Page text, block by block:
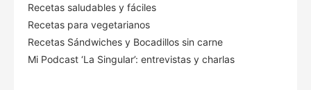
Recetas saludables y fáciles
Recetas para vegetarianos
Recetas Sándwiches y Bocadillos sin carne
Mi Podcast ‘La Singular’: entrevistas y charlas